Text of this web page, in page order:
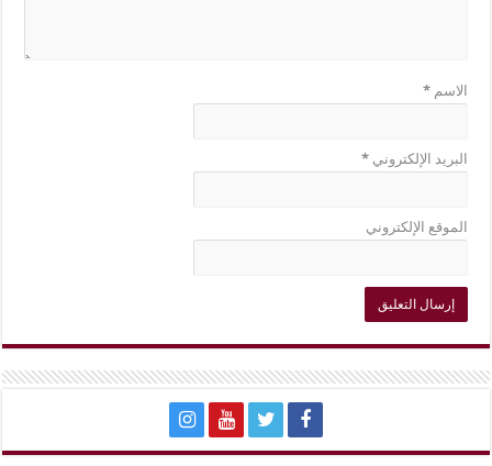
الاسم*
البريد الإلكتروني*
الموقع الإلكتروني